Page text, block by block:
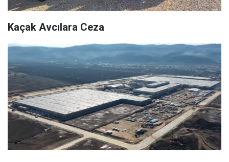
Kaçak Avcılara Ceza